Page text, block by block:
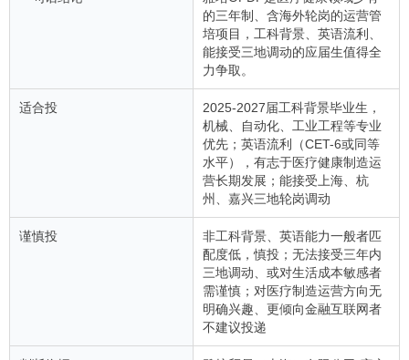
的三年制、含海外轮岗的运营管
培项目，工科背景、英语流利、
能接受三地调动的应届生值得全
力争取。
适合投
2025-2027届工科背景毕业生，
机械、自动化、工业工程等专业
优先；英语流利（CET-6或同等
水平），有志于医疗健康制造运
营长期发展；能接受上海、杭
州、嘉兴三地轮岗调动
谨慎投
非工科背景、英语能力一般者匹
配度低，慎投；无法接受三年内
三地调动、或对生活成本敏感者
需谨慎；对医疗制造运营方向无
明确兴趣、更倾向金融互联网者
不建议投递